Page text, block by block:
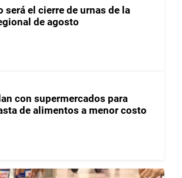
será el cierre de urnas de la
de agosto
con supermercados para
de alimentos a menor costo